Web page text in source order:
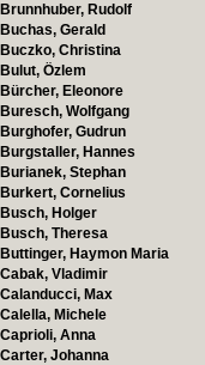
Brunnhuber, Rudolf
Buchas, Gerald
Buczko, Christina
Bulut, Özlem
Bürcher, Eleonore
Buresch, Wolfgang
Burghofer, Gudrun
Burgstaller, Hannes
Burianek, Stephan
Burkert, Cornelius
Busch, Holger
Busch, Theresa
Buttinger, Haymon Maria
Cabak, Vladimir
Calanducci, Max
Calella, Michele
Caprioli, Anna
Carter, Johanna